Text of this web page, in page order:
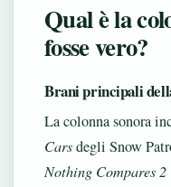
Qual è la
fosse vero?
Brani principali
La colonna sonora
Carsdegli Snow
Nothing Compares 2